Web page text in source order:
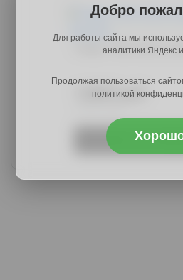
Смарт-426 ясень
14889 руб.
Купить
Добро
Для работы сайта мы
аналитики Яндекс
Продолжая пользоваться
политикой